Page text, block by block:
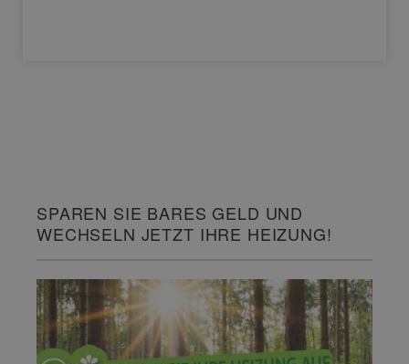
SPAREN SIE BARES GELD UND
WECHSELN JETZT IHRE HEIZUNG!